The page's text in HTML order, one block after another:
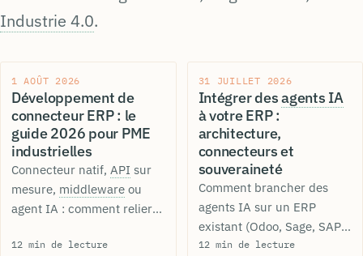
Industrie 4.0.
1 AOÛT 2026
Développement de
connecteur ERP : le
guide 2026 pour PME
industrielles
Connecteur natif, API sur
mesure, middleware ou
agent IA : comment relier
métier sans ressaisie.
12 min de lecture
31 JUILLET 2026
Intégrer desagents IA
à votre ERP :
architecture,
connecteurs et
souveraineté
Comment brancher des
agents IA sur un ERP
existant (Odoo, Sage, SAP) :
4 patterns d'intégration,
12 min de lecture